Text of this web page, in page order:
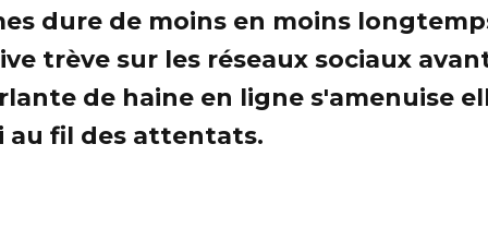
dure de moins en moins
trève sur les réseaux sociaux
de haine en ligne s'amenuise
au fil des attentats.